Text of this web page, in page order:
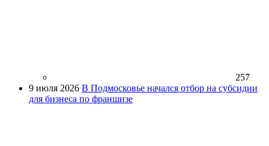
257
9 июля 2026 В Подмосковье начался отбор на субсидии
для бизнеса по франшизе